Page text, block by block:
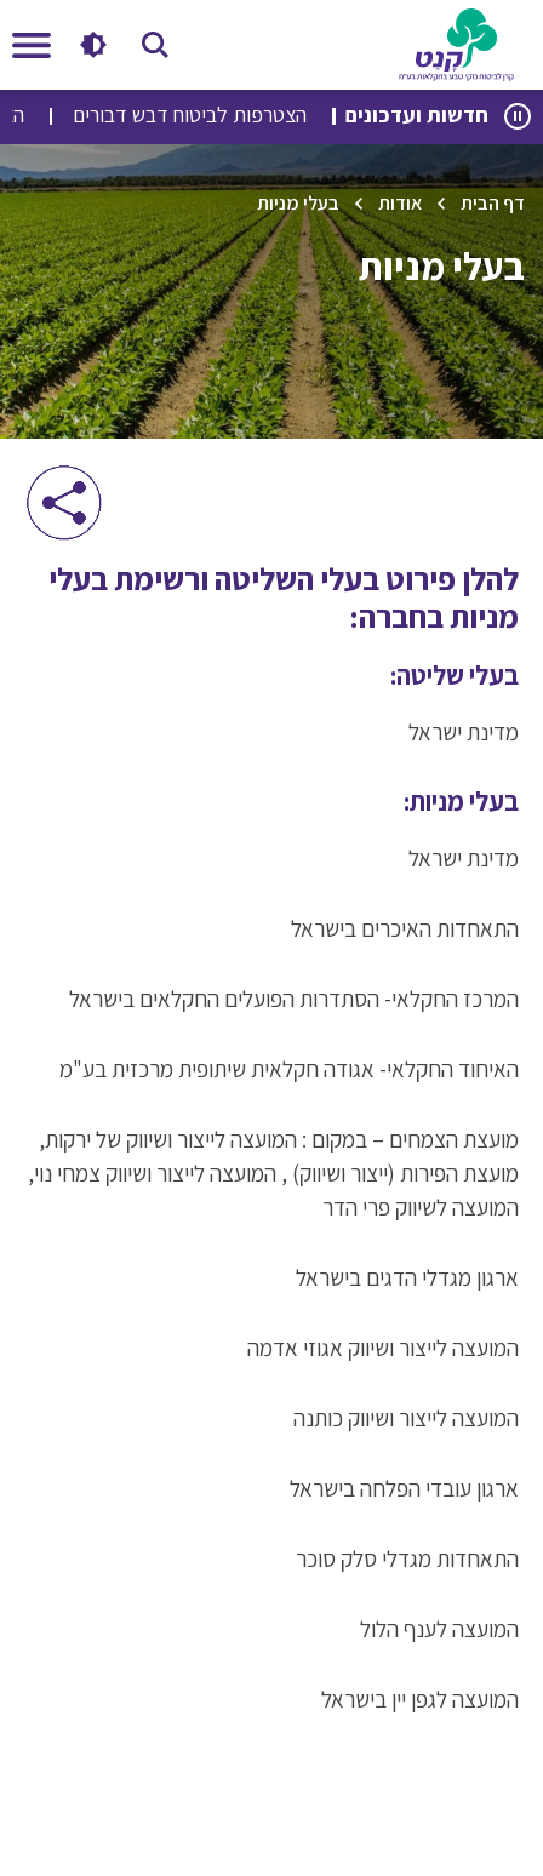
דלג
לתוכן
דלג
לניווט
חדשות ועדכונים הצטרפות לביטוח דבש דבורים
דף הבית אודות בעלי מניות
בעלי מניות
להלן פירוט בעלי השליטה ורשימת בעלי
מניות בחברה:
בעלי שליטה:
מדינת ישראל
בעלי מניות:
מדינת ישראל
התאחדות האיכרים בישראל
המרכז החקלאי- הסתדרות הפועלים החקלאים בישראל
האיחוד החקלאי- אגודה חקלאית שיתופית מרכזית בע"מ
מועצת הצמחים – במקום : המועצה לייצור ושיווק של ירקות,
מועצת הפירות (ייצור ושיווק) , המועצה לייצור ושיווק צמחי נוי,
המועצה לשיווק פרי הדר
ארגון מגדלי הדגים בישראל
המועצה לייצור ושיווק אגוזי אדמה
המועצה לייצור ושיווק כותנה
ארגון עובדי הפלחה בישראל
התאחדות מגדלי סלק סוכר
המועצה לענף הלול
המועצה לגפן יין בישראל